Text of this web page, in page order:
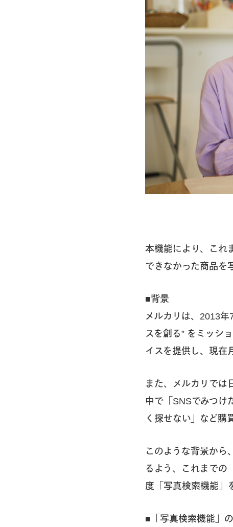
本機能により、これ
できなかった商品を
■背景
メルカリは、2013
スを創る” をミッシ
イスを提供し、現在
また、メルカリでは
中で「SNSでみつけ
く探せない」など購
このような背景から
るよう、これまでの
度「写真検索機能」
■「写真検索機能」